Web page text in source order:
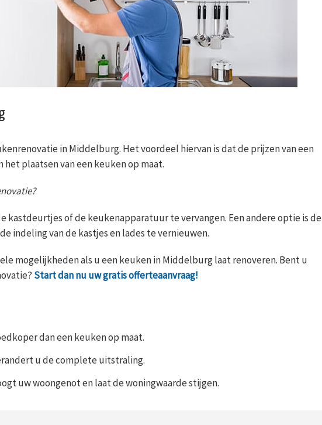
in Middelburg. Het voordeel hiervan is dat de prijzen van een
plaatsen van een keuken op maat.
kastdeurtjes of de keukenapparatuur te vervangen. Een andere optie is de
indeling van de kastjes en lades te vernieuwen.
mogelijkheden als u een keuken in Middelburg laat renoveren. Bent u
Start dan nu uw gratis offerteaanvraag!
dan een keuken op maat.
u de complete uitstraling.
uw woongenot en laat de woningwaarde stijgen.